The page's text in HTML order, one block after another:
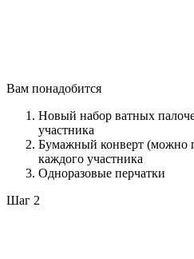
Вам понадобится
Новый набор ватных
участника
Бумажный конверт (можно
каждого участника
Одноразовые перчатки
Шаг 2